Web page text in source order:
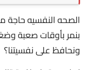
الصحه النفسيه حاجة
بنمر بأوقات صعبة
ونحافظ على نفسيتنا؟